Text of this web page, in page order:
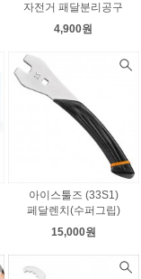
자전거 패달분리공구
4,900원
아이스툴즈 (33S1)
페달렌치(수퍼그립)
15,000원